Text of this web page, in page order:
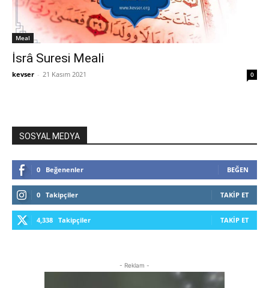
Meal
İsrâ Suresi Meali
kevser - 21 Kasım 2021 0
SOSYAL MEDYA
0 Beğenenler BEĞEN
0 Takipçiler TAKIP ET
4,338 Takipçiler TAKIP ET
- Reklam -